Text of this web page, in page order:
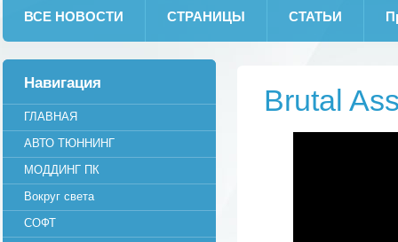
ВСЕ НОВОСТИ СТРАНИЦЫ СТАТЬИ
Brutal
Навигация
ГЛАВНАЯ
АВТО ТЮННИНГ
МОДДИНГ ПК
Вокруг света
СОФТ